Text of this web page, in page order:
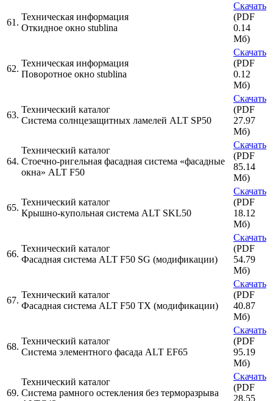
61.
Техническая информация
Откидное окно stublina
Скачать
(PDF
0.14
Мб)
62.
Техническая информация
Поворотное окно stublina
Скачать
(PDF
0.12
Мб)
63.
Технический каталог
Система солнцезащитных ламелей ALT SP50
Скачать
(PDF
27.97
Мб)
64.
Технический каталог
Стоечно-ригельная фасадная система «фасадные
окна» ALT F50
Скачать
(PDF
85.14
Мб)
65.
Технический каталог
Крышно-купольная система ALT SKL50
Скачать
(PDF
18.12
Мб)
66.
Технический каталог
Фасадная система ALT F50 SG (модификации)
Скачать
(PDF
54.79
Мб)
67.
Технический каталог
Фасадная система ALT F50 ТХ (модификации)
Скачать
(PDF
40.87
Мб)
68.
Технический каталог
Система элементного фасада ALT EF65
Скачать
(PDF
95.19
Мб)
69.
Технический каталог
Система рамного остекления без терморазрыва
Скачать
(PDF
28.55